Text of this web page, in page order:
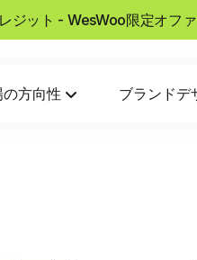
ジット - WesWoo限定オフ
方向性 ブランドデ